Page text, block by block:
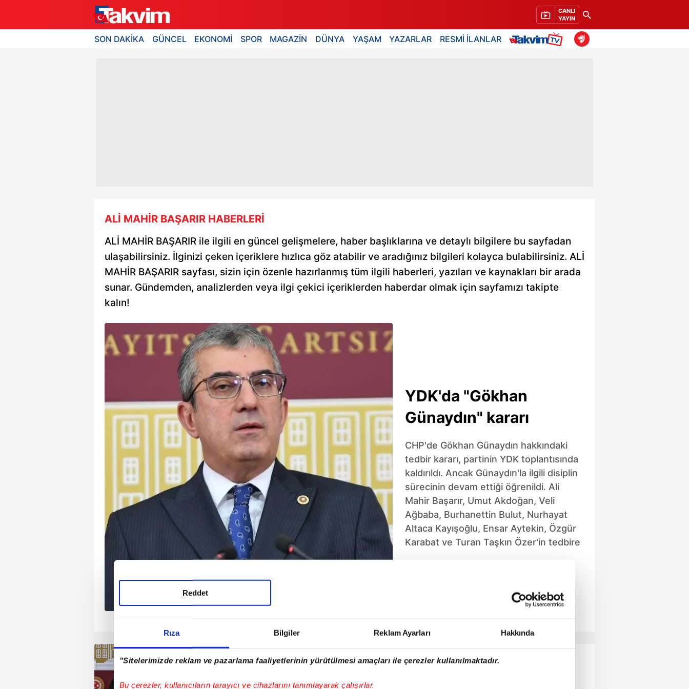
Rıza Bilgiler Reklam Ayarları Hakkında
"Sitelerimizde reklam ve pazarlama faaliyetlerinin yürütülmesi amaçları ile çerezler kullanılmaktadır.
Bu çerezler, kullanıcıların tarayıcı ve cihazlarını tanımlayarak çalışırlar.
Reddet
CANLI
YAYIN
SON DAKİKA GÜNCEL EKONOMİ SPOR MAGAZİN DÜNYA YAŞAM YAZARLAR RESMİ İLANLAR
ALİ MAHİR BAŞARIR HABERLERİ
ALİ MAHİR BAŞARIR ile ilgili en güncel gelişmelere, haber başlıklarına ve detaylı bilgilere bu sayfadan
ulaşabilirsiniz. İlginizi çeken içeriklere hızlıca göz atabilir ve aradığınız bilgileri kolayca bulabilirsiniz. ALİ
MAHİR BAŞARIR sayfası, sizin için özenle hazırlanmış tüm ilgili haberleri, yazıları ve kaynakları bir arada
sunar. Gündemden, analizlerden veya ilgi çekici içeriklerden haberdar olmak için sayfamızı takipte
kalın!
YDK'da "Gökhan
Günaydın" kararı
CHP'de Gökhan Günaydın hakkındaki
tedbir kararı, partinin YDK toplantısında
kaldırıldı. Ancak Günaydın'la ilgili disiplin
sürecinin devam ettiği öğrenildi. Ali
Mahir Başarır, Umut Akdoğan, Veli
Ağbaba, Burhanettin Bulut, Nurhayat
Altaca Kayışoğlu, Ensar Aytekin, Özgür
Karabat ve Turan Taşkın Özer'in tedbire
1 2 3 4 5 6 7 8 9 10